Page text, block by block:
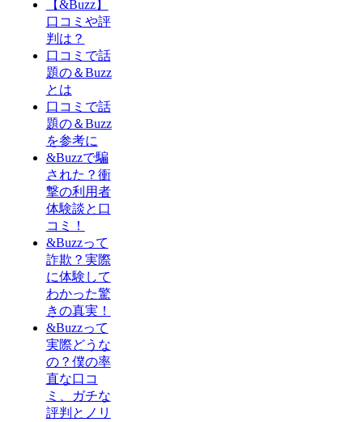
【&Buzz】
口コミや評
判は？
口コミで話
題の＆Buzz
とは
口コミで話
題の＆Buzz
を参考に
&Buzzで騙
された？衝
撃の利用者
体験談と口
コミ！
&Buzzって
詐欺？実際
に体験して
わかった驚
きの真実！
&Buzzって
実際どうな
の？僕の率
直な口コ
ミ、ガチな
評判とノリ